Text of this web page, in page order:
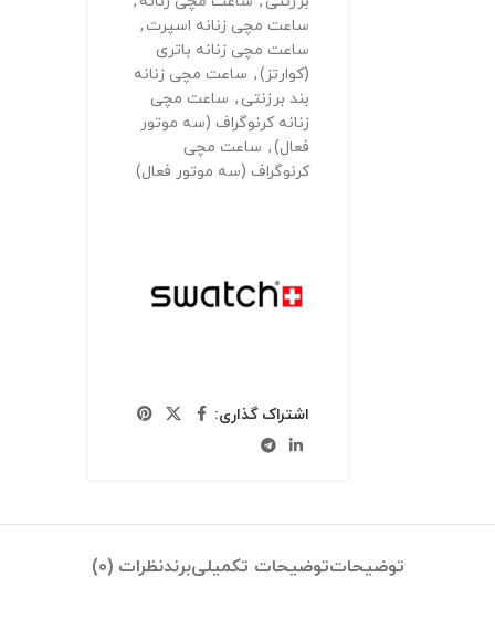
ساعت مچی زنانه اسپرت ,
ساعت مچی زنانه باتری
(کوارتز), ساعت مچی زنانه
بند برزنتی , ساعت مچی
زنانه کرنوگراف (سه موتور
فعال), ساعت مچی
کرنوگراف (سه موتور فعال)
اشتراک گذاری:
توضیحاتتوضیحات تکمیلیبرندنظرات (0)